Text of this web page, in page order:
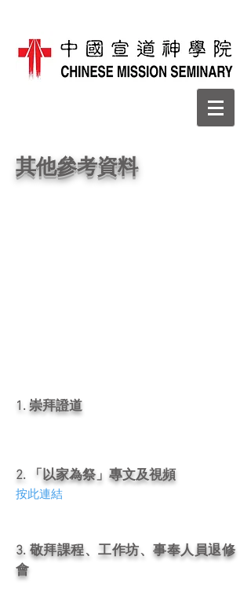
其他參考資料
1. 崇拜證道
2. 「以家為祭」專文及視頻
按此連結
3. 敬拜課程、工作坊、事奉人員退修
會